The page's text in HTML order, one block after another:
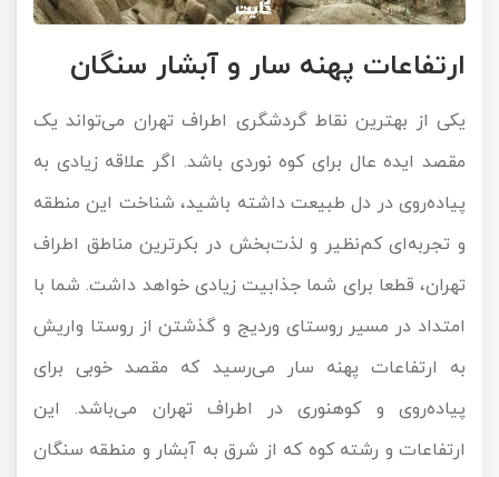
ارتفاعات پهنه سار و آبشار سنگان
یکی از بهترین نقاط گردشگری اطراف تهران می‌تواند یک
مقصد ایده عال برای کوه نوردی باشد. اگر علاقه زیادی به
پیاده‌روی در دل طبیعت داشته باشید، شناخت این منطقه
و تجربه‌ای کم‌نظیر و لذت‌بخش در بکرترین مناطق اطراف
تهران، قطعا برای شما جذابیت زیادی خواهد داشت. شما با
امتداد در مسیر روستای وردیج و گذشتن از روستا واریش
به ارتفاعات پهنه سار می‌رسید که مقصد خوبی برای
پیاده‌روی و کوهنوری در اطراف تهران می‌باشد. این
ارتفاعات و رشته کوه که از شرق به آبشار و منطقه سنگان